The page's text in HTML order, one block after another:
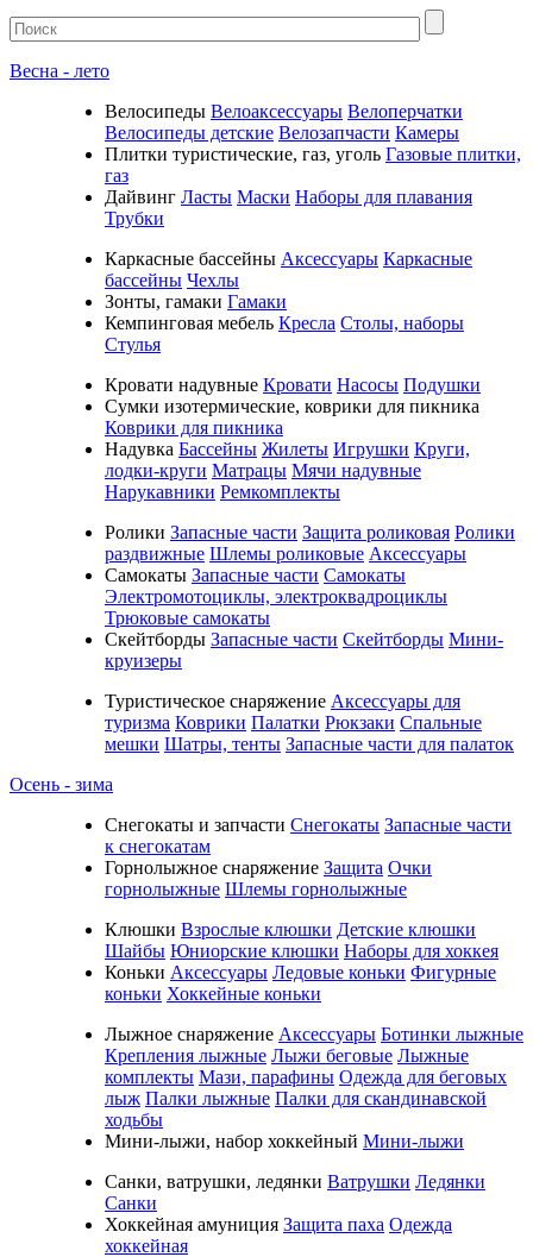
Весна - лето
Велосипеды Велоаксессуары Велоперчатки
Велосипеды детские Велозапчасти Камеры
Плитки туристические, газ, уголь Газовые плитки,
газ
Дайвинг Ласты Маски Наборы для плавания
Трубки
Каркасные бассейны Аксессуары Каркасные
бассейны Чехлы
Зонты, гамаки Гамаки
Кемпинговая мебель Кресла Столы, наборы
Стулья
Кровати надувные Кровати Насосы Подушки
Cумки изотермические, коврики для пикника
Коврики для пикника
Надувка Бассейны Жилеты Игрушки Круги,
лодки-круги Матрацы Мячи надувные
Нарукавники Ремкомплекты
Ролики Запасные части Защита роликовая Ролики
раздвижные Шлемы роликовые Аксессуары
Самокаты Запасные части Самокаты
Электромотоциклы, электроквадроциклы
Трюковые самокаты
Скейтборды Запасные части Скейтборды Мини-
круизеры
Туристическое снаряжение Аксессуары для
туризма Коврики Палатки Рюкзаки Спальные
мешки Шатры, тенты Запасные части для палаток
Осень - зима
Cнегокаты и запчасти Снегокаты Запасные части
к снегокатам
Горнолыжное снаряжение Защита Очки
горнолыжные Шлемы горнолыжные
Клюшки Взрослые клюшки Детские клюшки
Шайбы Юниорские клюшки Наборы для хоккея
Коньки Аксессуары Ледовые коньки Фигурные
коньки Хоккейные коньки
Лыжное снаряжение Аксессуары Ботинки лыжные
Крепления лыжные Лыжи беговые Лыжные
комплекты Мази, парафины Одежда для беговых
лыж Палки лыжные Палки для скандинавской
ходьбы
Мини-лыжи, набор хоккейный Мини-лыжи
Санки, ватрушки, ледянки Ватрушки Ледянки
Санки
Хоккейная амуниция Защита паха Одежда
хоккейная